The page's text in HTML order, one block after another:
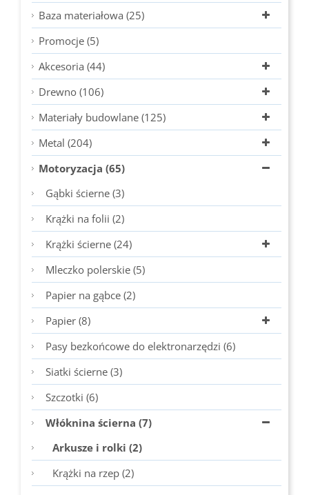
Baza materiałowa (25)
Promocje (5)
Akcesoria (44)
Drewno (106)
Materiały budowlane (125)
Metal (204)
Motoryzacja (65)
Gąbki ścierne (3)
Krążki na folii (2)
Krążki ścierne (24)
Mleczko polerskie (5)
Papier na gąbce (2)
Papier (8)
Pasy bezkońcowe do elektronarzędzi (6)
Siatki ścierne (3)
Szczotki (6)
Włóknina ścierna (7)
Arkusze i rolki (2)
Krążki na rzep (2)